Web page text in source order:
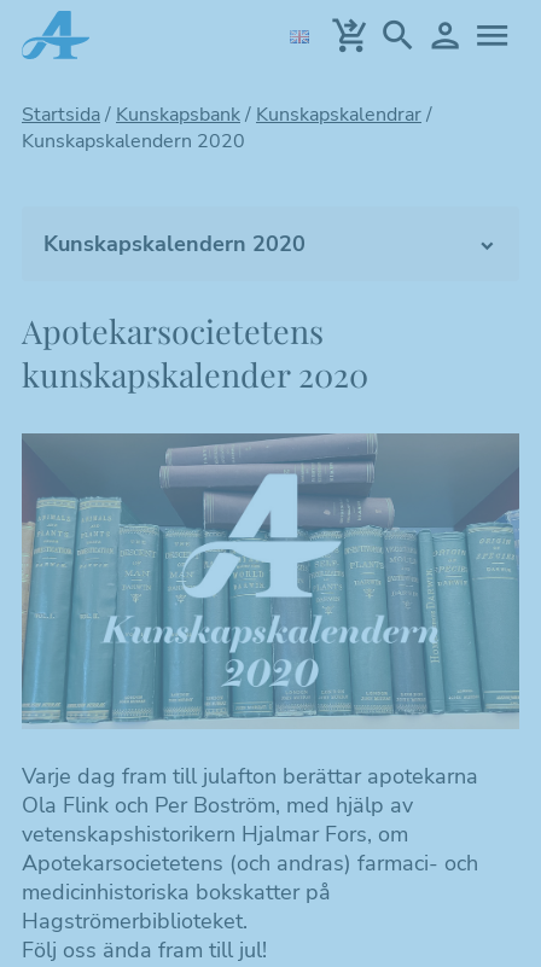
Hoppa
till
Startsida/ Kunskapsbank/ Kunskapskalendrar/
Kunskapskalendern 2020
Kunskapskalendern 2020
Tidskrifter & podd
Farmacihistoria
Kunskapskalendrar
Kunskapskalendern 2025
Kunskapskalendern 2023
Kunskapskalendern 2022
Kunskapskalendern 2021
Kunskapskalendern 2020
Kunskapskalendern 2019
Böcker & andra produkter
Apotekarsocietetens
kunskapskalender 2020
Varje dag fram till julafton berättar apotekarna
Ola Flink och Per Boström, med hjälp av
vetenskapshistorikern Hjalmar Fors, om
Apotekarsocietetens (och andras) farmaci- och
medicinhistoriska bokskatter på
Hagströmerbiblioteket.
Följ oss ända fram till jul!